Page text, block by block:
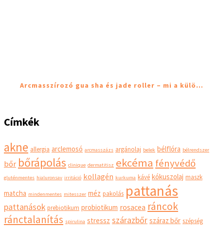
Arcmasszírozó gua sha és jade roller – mi a külö…
Címkék
akne allergia arclemosó arcmasszázs argánolaj belek bélflóra bélrendszer
bőr bőrápolás clinique dermatitisz ekcéma fényvédő
gluténmentes hialuronsav irritáció kollagén kurkuma kávé kókuszolaj maszk
matcha mindenmentes mitesszer méz pakolás pattanás
pattanások prebiotikum probiotikum rosacea ráncok
ránctalanítás spirulina stressz szárazbőr száraz bőr szépség